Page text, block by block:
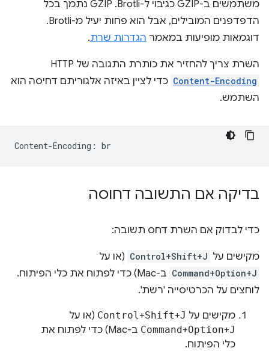
משתמשים ב-GZIP כגיבוי ל-Brotli. ‫GZIP נתמך בכל
הדפדפנים המובילים, אבל הוא פחות יעיל מ-Brotli.
דוגמאות מופיעות במאמר הגדרות שרת.
השרת צריך להחזיר את כותרת התגובה של HTTP‏
Content-Encoding כדי לציין באיזה אלגוריתם דחיסה הוא
השתמש.
בדיקה אם התשובה דחוסה
כדי לבדוק אם השרת דחס תשובה:
מקישים על Control+Shift+J (או על
Command+Option+J
ב-Mac) כדי לפתוח את כלי הפיתוח.
לוחצים על הכרטיסייה 'רשת'.
מקישים על Control+Shift+J (או על
Command+Option+J
ב-Mac) כדי לפתוח את
כלי הפיתוח.